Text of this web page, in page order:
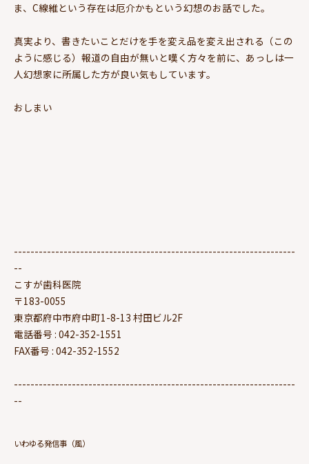
ま、C線維という存在は厄介かもという幻想のお話でした。
真実より、書きたいことだけを手を変え品を変え出される（この
ように感じる）報道の自由が無いと嘆く方々を前に、あっしは一
人幻想家に所属した方が良い気もしています。
おしまい
--------------------------------------------------------------------
--
こすが歯科医院
〒183-0055
東京都府中市府中町1-8-13 村田ビル2F
電話番号 : 042-352-1551
FAX番号 : 042-352-1552
--------------------------------------------------------------------
--
いわゆる発信事（風）